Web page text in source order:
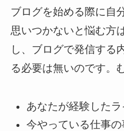
ブログを始める際に自
思いつかないと悩む方
し、ブログで発信する
る必要は無いのです。
あなたが経験したラ
今やっている仕事の